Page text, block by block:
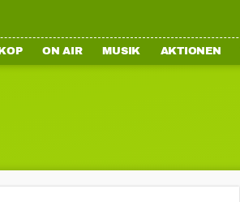
ON AIR MUSIK AKTIONEN